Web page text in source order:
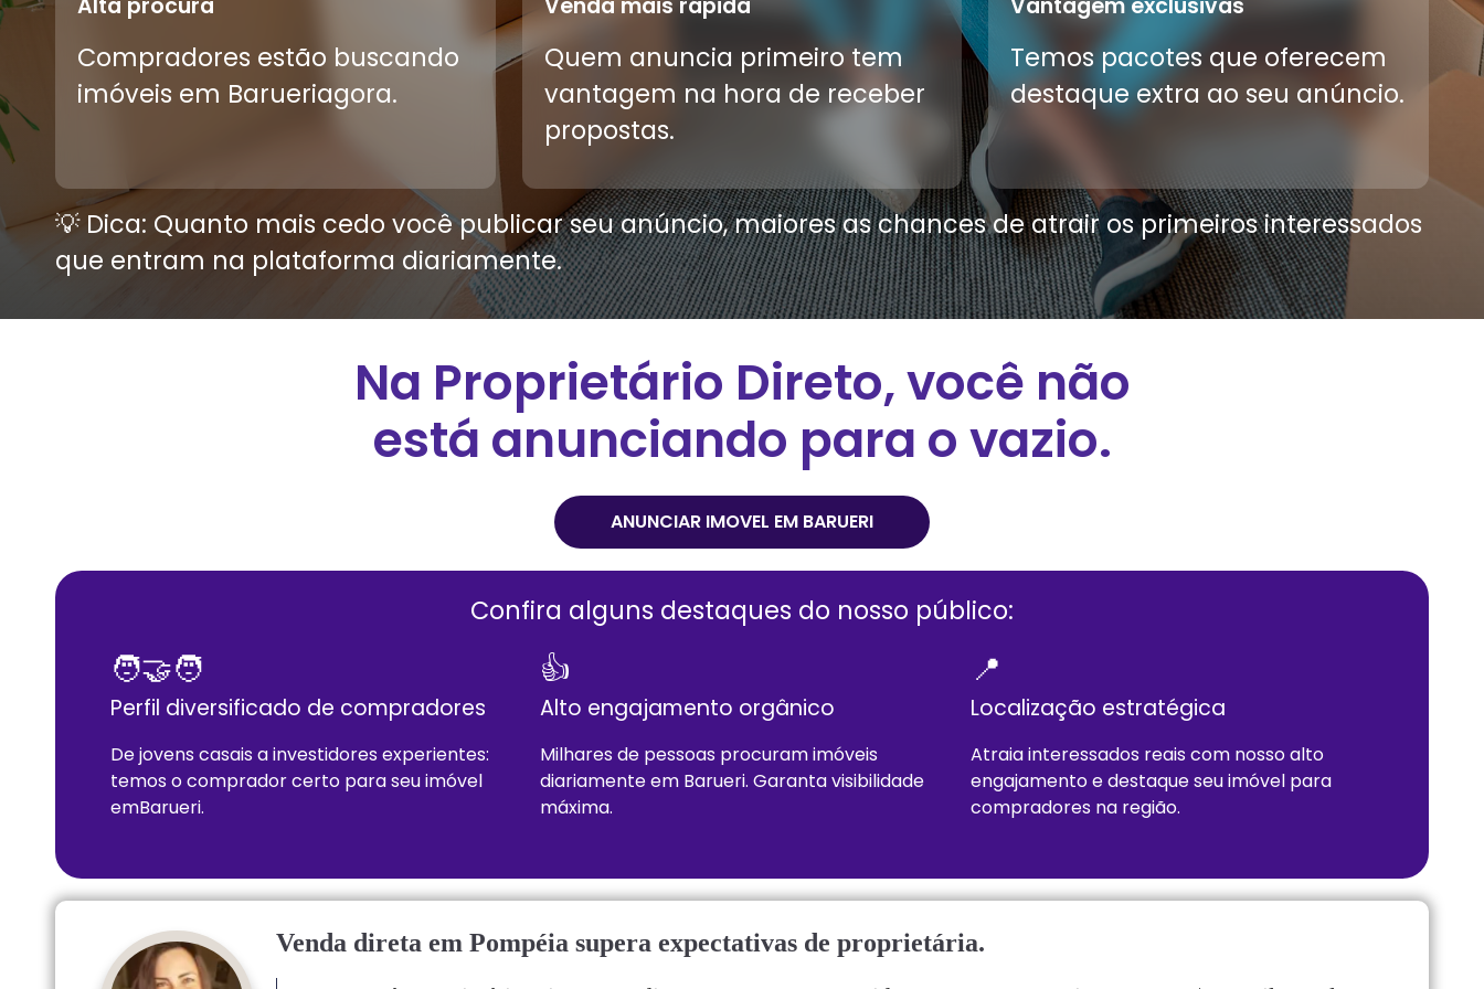
Alta procura
Compradores estão buscando
imóveis em Barueriagora.
Venda mais rápida
Quem anuncia primeiro tem
vantagem na hora de receber
propostas.
Vantagem exclusivas
Temos pacotes que oferecem
destaque extra ao seu anúncio.
💡 Dica: Quanto mais cedo você publicar seu anúncio, maiores as chances de atrair os primeiros interessados
que entram na plataforma diariamente.
Na Proprietário Direto, você não
está anunciando para o vazio.
ANUNCIAR IMOVEL EM BARUERI
Confira alguns destaques do nosso público:
🧑‍🤝‍🧑
Perfil diversificado de compradores
De jovens casais a investidores experientes:
temos o comprador certo para seu imóvel
emBarueri.
👍
Alto engajamento orgânico
Milhares de pessoas procuram imóveis
diariamente em Barueri. Garanta visibilidade
máxima.
📍
Localização estratégica
Atraia interessados reais com nosso alto
engajamento e destaque seu imóvel para
compradores na região.
Venda direta em Pompéia supera expectativas de proprietária.